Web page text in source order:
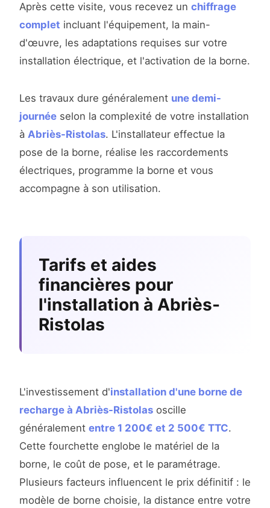
Après cette visite, vous recevez un chiffrage
complet incluant l'équipement, la main-
d'œuvre, les adaptations requises sur votre
installation électrique, et l'activation de la borne.
Les travaux dure généralement une demi-
journée selon la complexité de votre installation
à Abriès-Ristolas. L'installateur effectue la
pose de la borne, réalise les raccordements
électriques, programme la borne et vous
accompagne à son utilisation.
Tarifs et aides
financières pour
l'installation à Abriès-
Ristolas
L'investissement d'installation d'une borne de
recharge à Abriès-Ristolas oscille
généralement entre 1 200€ et 2 500€ TTC.
Cette fourchette englobe le matériel de la
borne, le coût de pose, et le paramétrage.
Plusieurs facteurs influencent le prix définitif : le
modèle de borne choisie, la distance entre votre